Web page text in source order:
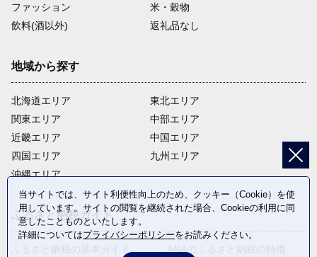
ファッション
米・穀物
飲料(酒以外)
返礼品なし
地域から探す
北海道エリア
関東エリア
近畿エリア
四国エリア
沖縄エリア
東北エリア
中部エリア
中国エリア
九州エリア
ふるさと納税ガイド
ふるさと納税の基本ガイド
ANAのふるさと納税の特徴
当サイトでは、サイト利便性向上のため、クッキー（Cookie）を使
用しています。サイトの閲覧を継続された場合、Cookieの利用に同
意したことものといたします。
詳細についてはプライバシーポリシーをお読みください。